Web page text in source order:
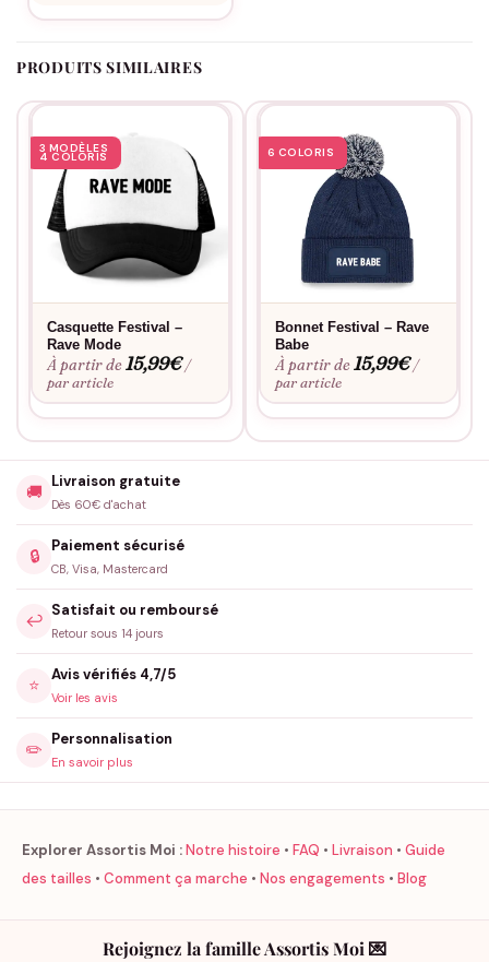
conditions les plus intenses.
PRODUITS SIMILAIRES
3 MODÈLES
4 COLORIS
Casquette Festival –
Rave Mode
À partir de15,99€ /
par article
6 COLORIS
Bonnet Festival – Rave
Babe
À partir de15,99€ /
par article
🚚
Livraison gratuite
Dès 60€ d'achat
🔒
Paiement sécurisé
CB, Visa, Mastercard
↩️
Satisfait ou remboursé
Retour sous 14 jours
⭐
Avis vérifiés 4,7/5
Voir les avis
✏️
Personnalisation
En savoir plus
Explorer Assortis Moi :Notre histoire • FAQ • Livraison • Guide
des tailles • Comment ça marche • Nos engagements • Blog
Rejoignez la famille Assortis Moi 💌